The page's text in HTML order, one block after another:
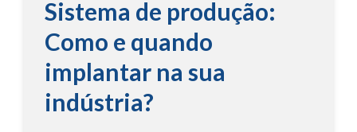
Sistema de produção:
Como e quando
implantar na sua
indústria?